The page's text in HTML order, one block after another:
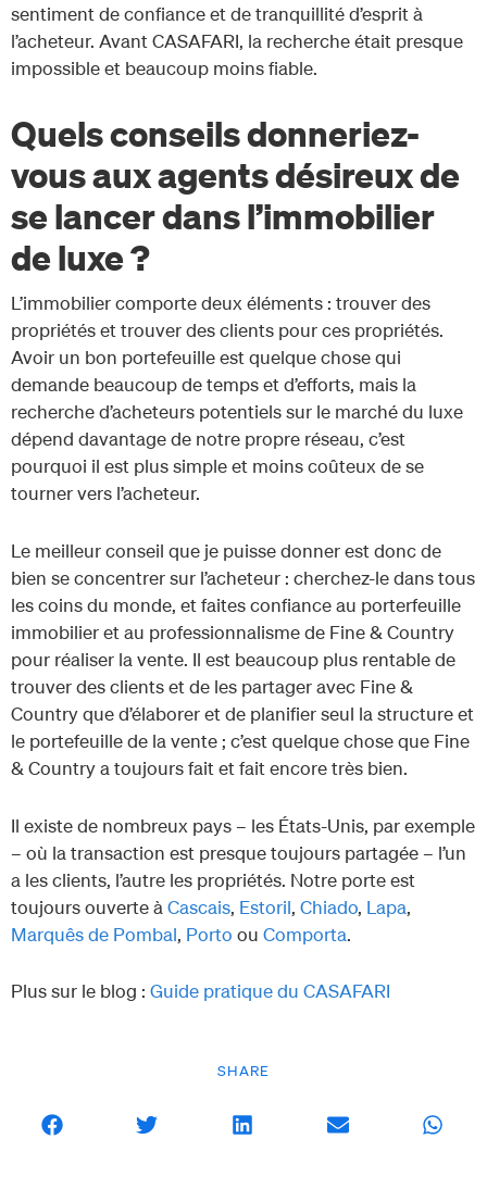
SHARE
sentiment de confiance et de tranquillité d’esprit à
l’acheteur. Avant CASAFARI, la recherche était presque
impossible et beaucoup moins fiable.
Quels conseils donneriez-
vous aux agents désireux de
se lancer dans l’immobilier
de luxe ?
L’immobilier comporte deux éléments : trouver des
propriétés et trouver des clients pour ces propriétés.
Avoir un bon portefeuille est quelque chose qui
demande beaucoup de temps et d’efforts, mais la
recherche d’acheteurs potentiels sur le marché du luxe
dépend davantage de notre propre réseau, c’est
pourquoi il est plus simple et moins coûteux de se
tourner vers l’acheteur.
Le meilleur conseil que je puisse donner est donc de
bien se concentrer sur l’acheteur : cherchez-le dans tous
les coins du monde, et faites confiance au porterfeuille
immobilier et au professionnalisme de Fine & Country
pour réaliser la vente. Il est beaucoup plus rentable de
trouver des clients et de les partager avec Fine &
Country que d’élaborer et de planifier seul la structure et
le portefeuille de la vente ; c’est quelque chose que Fine
& Country a toujours fait et fait encore très bien.
Il existe de nombreux pays – les États-Unis, par exemple
– où la transaction est presque toujours partagée – l’un
a les clients, l’autre les propriétés. Notre porte est
toujours ouverte à Cascais, Estoril, Chiado, Lapa,
Marquês de Pombal, Porto ou Comporta.
Plus sur le blog : Guide pratique du CASAFARI